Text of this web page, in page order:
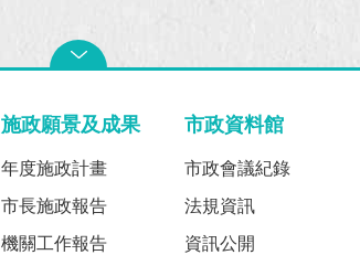
施政願景及成果
年度施政計畫
市長施政報告
機關工作報告
市政資料館
市政會議紀錄
法規資訊
資訊公開